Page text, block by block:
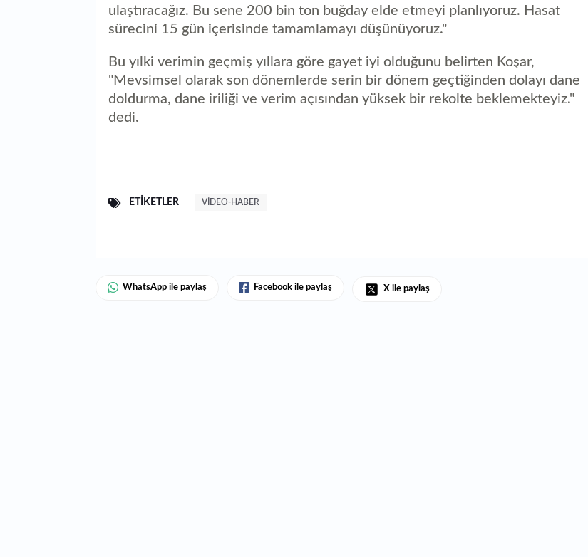
ulaştıracağız. Bu sene 200 bin ton buğday elde etmeyi planlıyoruz. Hasat
sürecini 15 gün içerisinde tamamlamayı düşünüyoruz."
Bu yılki verimin geçmiş yıllara göre gayet iyi olduğunu belirten Koşar,
"Mevsimsel olarak son dönemlerde serin bir dönem geçtiğinden dolayı dane
doldurma, dane iriliği ve verim açısından yüksek bir rekolte beklemekteyiz."
dedi.
ETIKETLER VIDEO-HABER
WhatsApp ile paylaş Facebook ile paylaş X ile paylaş